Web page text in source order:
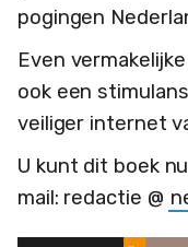
pogingen
Even
ook een
veiliger internet
U kunt dit boek
mail: redactie @